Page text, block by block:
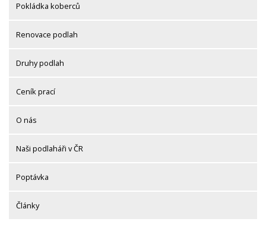
Pokládka koberců
Renovace podlah
Druhy podlah
Ceník prací
O nás
Naši podlaháři v ČR
Poptávka
Články